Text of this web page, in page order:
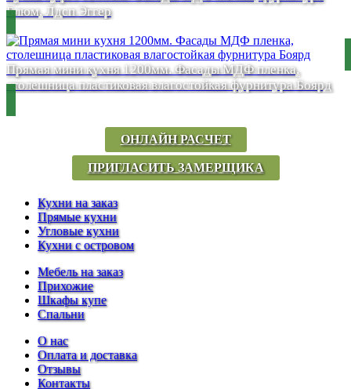
Блюм, Лдсп Эггер
Прямая мини кухня 1200мм. Фасады МДФ пленка,
столешница пластиковая влагостойкая фурнитура Боярд
ОНЛАЙН РАСЧЕТ
ПРИГЛАСИТЬ ЗАМЕРЩИКА
Кухни на заказ
Прямые кухни
Угловые кухни
Кухни с островом
Мебель на заказ
Прихожие
Шкафы купе
Спальни
О нас
Оплата и доставка
Отзывы
Контакты